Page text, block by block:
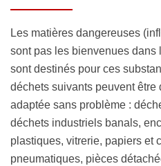
Les matières dangereuses
sont pas les bienvenues dans
sont destinés pour ces
déchets suivants peuvent
adaptée sans problème :
déchets industriels banals,
plastiques, vitrerie, papiers et
pneumatiques, pièces